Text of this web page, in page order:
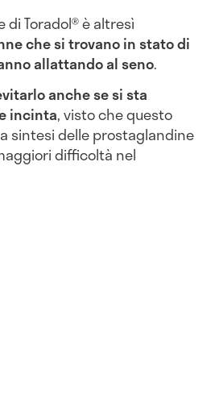
Toradol® è altresì
che si trovano in stato di
allattando al seno.
anche se si sta
incinta, visto che questo
sintesi delle prostaglandine
difficoltà nel